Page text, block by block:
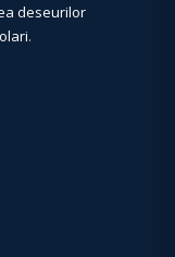
deseurilor
.